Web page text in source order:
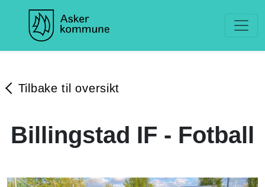
Tilbake til oversikt
Billingstad IF - Fotball